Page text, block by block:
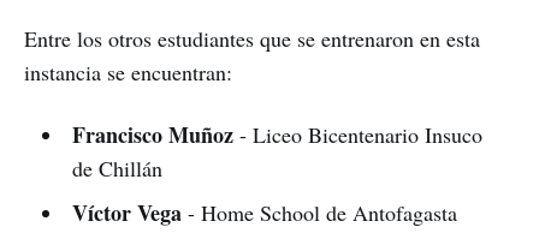
Entre los otros estudiantes que se entrenaron en esta
instancia se encuentran:
Francisco Muñoz- Liceo Bicentenario Insuco
de Chillán
Víctor Vega- Home School de Antofagasta